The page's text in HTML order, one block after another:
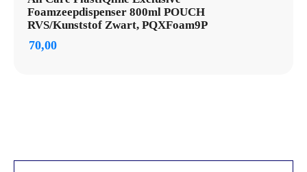
Foamzeepdispenser 800ml POUCH
RVS/Kunststof Zwart, PQXFoam9P
70,00